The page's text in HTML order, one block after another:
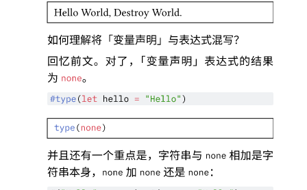
Hello World, Destroy World.
如何理解将 「 变量声明」 与表达式混写？
回忆前文。 对了 ，「 变量声明」 表达式的结果
为 none。
#type ( let hello = "Hello")
type ( none)
并且还有一个重点是， 字符串与 none 相加是字
符串本身， none 加 none 还是 none ：